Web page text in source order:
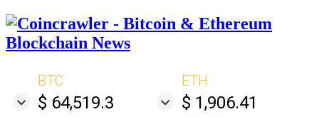
BTC
$ 64,519.3
ETH
$ 1,906.41